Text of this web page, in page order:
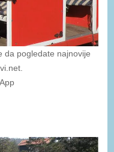
da pogledate najnovije